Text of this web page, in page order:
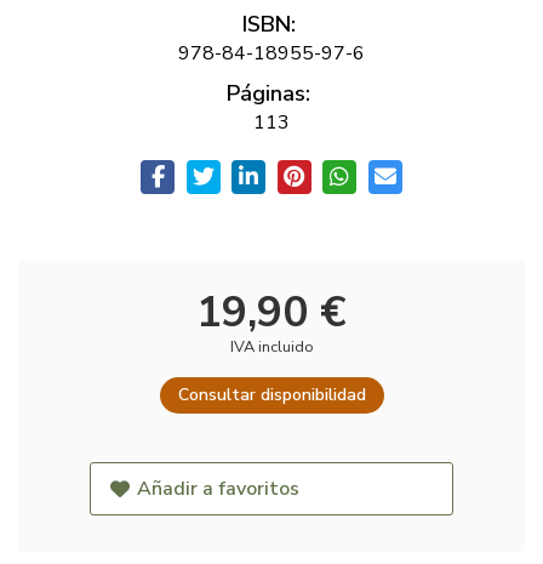
ISBN:
978-84-18955-97-6
Páginas:
113
19,90 €
IVA incluido
Consultar disponibilidad
Añadir a favoritos